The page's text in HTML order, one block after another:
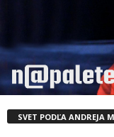
SVET PODĽA ANDREJA